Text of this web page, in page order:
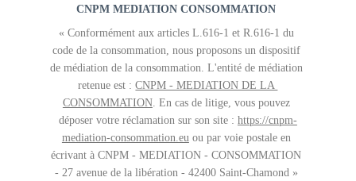
CNPM MEDIATION CONSOMMATION
« Conformément aux articles L.616-1 et R.616-1 du
code de la consommation, nous proposons un dispositif
de médiation de la consommation. L'entité de médiation
retenue est : CNPM - MEDIATION DE LA
CONSOMMATION. En cas de litige, vous pouvez
déposer votre réclamation sur son site : https://cnpm-
mediation-consommation.eu ou par voie postale en
écrivant à CNPM - MEDIATION - CONSOMMATION
- 27 avenue de la libération - 42400 Saint-Chamond »